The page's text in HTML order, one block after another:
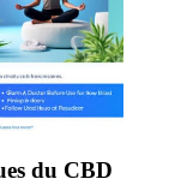
du CBD